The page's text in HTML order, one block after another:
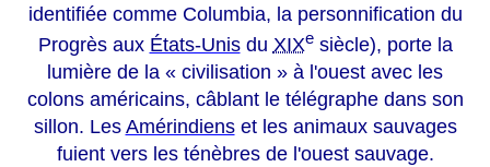
identifiée comme Columbia, la personnification du
Progrès aux États-Unisdu XIXesiècle), porte la
lumière de la « civilisation » à l'ouest avec les
colons américains, câblant le télégraphe dans son
sillon. Les Amérindienset les animaux sauvages
fuient vers les ténèbres de l'ouest sauvage.